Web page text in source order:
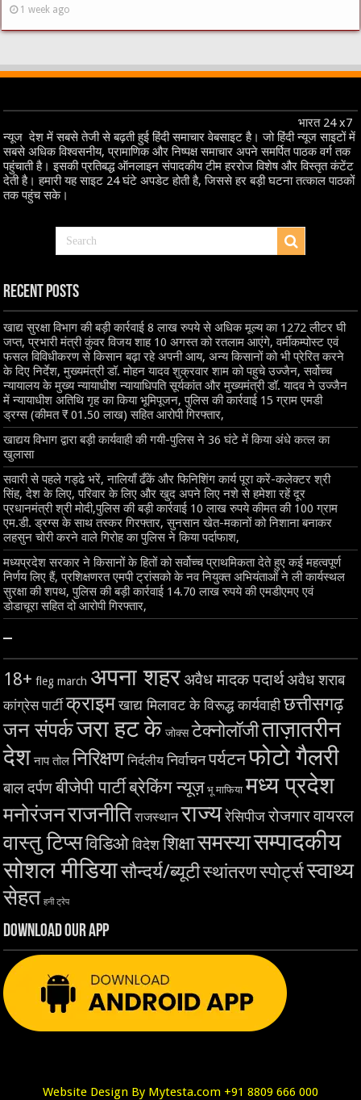
1 week ago
भारत 24 x7
न्यूज देश में सबसे तेजी से बढ़ती हुई हिंदी समाचार वेबसाइट है। जो हिंदी न्यूज साइटों में
सबसे अधिक विश्वसनीय, प्रामाणिक और निष्पक्ष समाचार अपने समर्पित पाठक वर्ग तक
पहुंचाती है। इसकी प्रतिबद्ध ऑनलाइन संपादकीय टीम हररोज विशेष और विस्तृत कंटेंट
देती है। हमारी यह साइट 24 घंटे अपडेट होती है, जिससे हर बड़ी घटना तत्काल पाठकों
तक पहुंच सके।
Recent Posts
खाद्य सुरक्षा विभाग की बड़ी कार्रवाई 8 लाख रुपये से अधिक मूल्य का 1272 लीटर घी
जप्त, प्रभारी मंत्री कुंवर विजय शाह 10 अगस्त को रतलाम आएंगे, वर्मीकम्पोस्ट एवं
फसल विविधीकरण से किसान बढ़ा रहे अपनी आय, अन्य किसानों को भी प्रेरित करने
के दिए निर्देश, मुख्यमंत्री डॉ. मोहन यादव शुक्रवार शाम को पहुचे उज्जैन, सर्वोच्च
न्यायालय के मुख्‍य न्‍यायाधीश न्यायाधिपति सूर्यकांत और मुख्यमंत्री डॉ. यादव ने उज्जैन
में न्यायाधीश अतिथि गृह का किया भूमिपूजन, पुलिस की कार्रवाई 15 ग्राम एमडी
ड्रग्स (कीमत ₹ 01.50 लाख) सहित आरोपी गिरफ्तार,
खाद्यय विभाग द्वारा बड़ी कार्यवाही की गयी-पुलिस ने 36 घंटे में किया अंधे कत्ल का
खुलासा
सवारी से पहले गड्ढे भरें, नालियाँ ढँकें और फिनिशिंग कार्य पूरा करें-कलेक्टर श्री
सिंह, देश के लिए, परिवार के लिए और खुद अपने लिए नशे से हमेशा रहें दूर
प्रधानमंत्री श्री मोदी,पुलिस की बड़ी कार्रवाई 10 लाख रुपये कीमत की 100 ग्राम
एम.डी. ड्रग्स के साथ तस्कर गिरफ्तार, सुनसान खेत-मकानों को निशाना बनाकर
लहसुन चोरी करने वाले गिरोह का पुलिस ने किया पर्दाफाश,
मध्यप्रदेश सरकार ने किसानों के हितों को सर्वोच्च प्राथमिकता देते हुए कई महत्वपूर्ण
निर्णय लिए हैं, प्रशिक्षणरत एमपी ट्रांसको के नव नियुक्त अभियंताओं ने ली कार्यस्थल
सुरक्षा की शपथ, पुलिस की बड़ी कार्रवाई 14.70 लाख रुपये की एमडीएमए एवं
डोडाचूरा सहित दो आरोपी गिरफ्तार,
–
18+ fleg march अपना शहरअवैध मादक पदार्थअवैध शराब
कांग्रेस पार्टी क्राइमखाद्य मिलावट के विरूद्ध कार्यवाहीछत्तीसगढ़
जन संपर्कजरा हट के जोक्स टेक्नोलॉजीताज़ातरीन
देश नाप तोल निरिक्षण निर्दलीय निर्वाचनपर्यटनफोटो गैलरी
बाल दर्पणबीजेपी पार्टीब्रेकिंग न्यूज़ भू माफिया मध्य प्रदेश
मनोरंजनराजनीति राजस्थान राज्यरेसिपीज रोजगारवायरल
वास्तु टिप्सविडिओ विदेश शिक्षासमस्यासम्पादकीय
सोशल मीडियासौन्दर्य/ब्यूटीस्थांतरणस्पोर्ट्सस्वाथ्य
सेहत हनी ट्रेप
Download Our App
Website Design By Mytesta.com +91 8809 666 000